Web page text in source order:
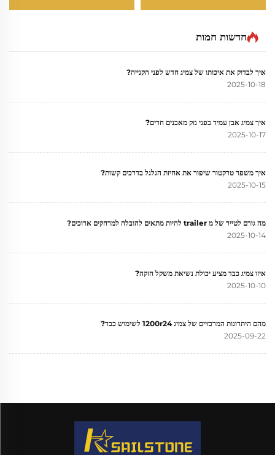
חדשות חמות
איך לבדוק את איכותו של צמיג חדש לפני הקנייה?
2025-10-18
איך צמיג אבן עמיד בפני נזק מאבנים חדים?
2025-10-17
איך משפר טרקטור שיפור את אחיזת הגלגל בדרכים קשות?
2025-10-15
מה גורם לטייר של מ trailer להיות מתאים להובלה למרחקים ארוכים?
2025-10-14
איזו צמיג כבד מציע יכולת נשיאת משקל חזקה?
2025-10-10
מהם היתרונות המרכזיים של צמיג 1200r24 לשימוש כבד?
2025-09-22